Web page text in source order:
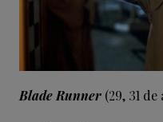
Blade Runner (29, 31